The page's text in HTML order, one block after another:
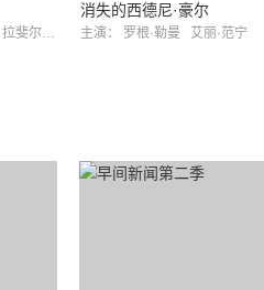
拉斐尔·卡索
消失的西德尼·豪尔
主演： 罗根·勒曼 艾丽·范宁